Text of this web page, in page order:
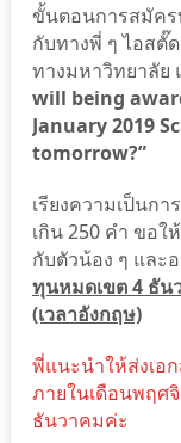
ขั้นตอนการสมัคร
กับทางพี่ ๆ ไอสตั๊
ทางมหาวิทยาลัย
will being
January 2019
tomorrow?”
เรียงความเป็นก
เกิน 250 คำ ขอใ
กับตัวน้อง ๆ และ
ทุนหมดเขต 4 ธัน
(เวลาอังกฤษ)
พี่แนะนำให้ส่งเอ
ภายในเดือนพฤศ
ธันวาคมค่ะ